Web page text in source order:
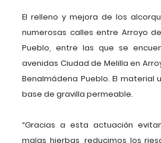
El relleno y mejora de los
numerosas calles entre Arroyo
Pueblo, entre las que se
avenidas Ciudad de Melilla en
Benalmádena Pueblo. El material
base de gravilla permeable.
“Gracias a esta actuación
malas hierbas, reducimos los